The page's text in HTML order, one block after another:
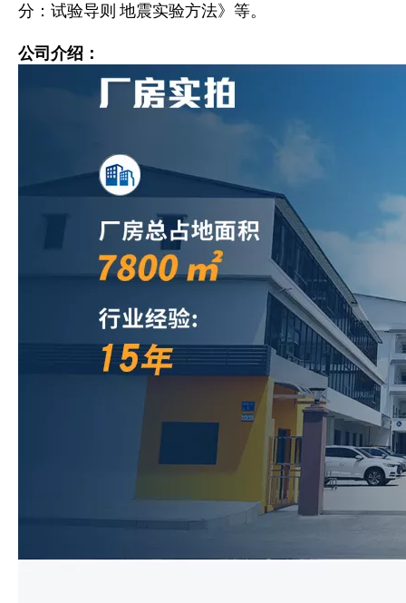
分：试验导则 地震实验方法》等。
公司介绍：